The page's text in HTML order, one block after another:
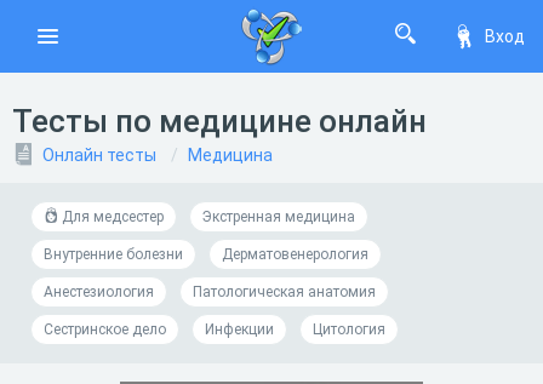
Вход
Тесты по медицине онлайн
Онлайн тесты Медицина
Для медсестер Экстренная медицина
Внутренние болезни Дерматовенерология
Анестезиология Патологическая анатомия
Сестринское дело Инфекции Цитология